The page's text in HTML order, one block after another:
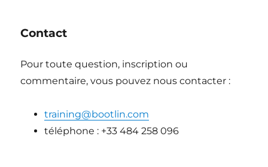
Contact
Pour toute question, inscription ou
commentaire, vous pouvez nous contacter :
training@bootlin.com
téléphone : +33 484 258 096